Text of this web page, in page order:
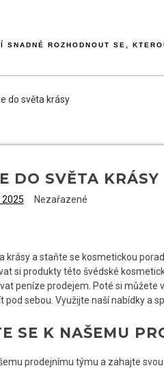
SNADNÉ ROZHODNOUT SE,
do světa krásy
DO SVĚTA KRÁSY
2025 Nezařazené
krásy a staňte se kosmetickou
si produkty této švédské
peníze prodejem. Poté si můžete
pod sebou. Využijte naší nabídky a
SE K NAŠEMU
prodejnímu týmu a zahajte